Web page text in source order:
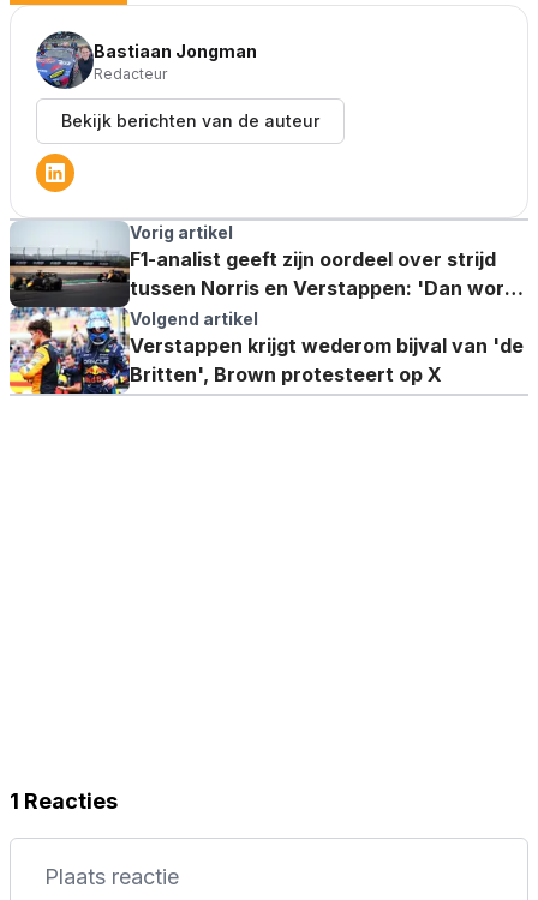
Bastiaan Jongman
Redacteur
Bekijk berichten van de auteur
Vorig artikel
F1-analist geeft zijn oordeel over strijd
tussen Norris en Verstappen: 'Dan wordt
het vreselijk subjectief' '
Volgend artikel
Verstappen krijgt wederom bijval van 'de
Britten', Brown protesteert op X
1 Reacties